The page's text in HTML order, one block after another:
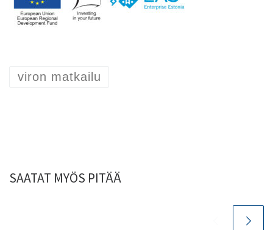
viron matkailu
SAATAT MYÖS PITÄÄ